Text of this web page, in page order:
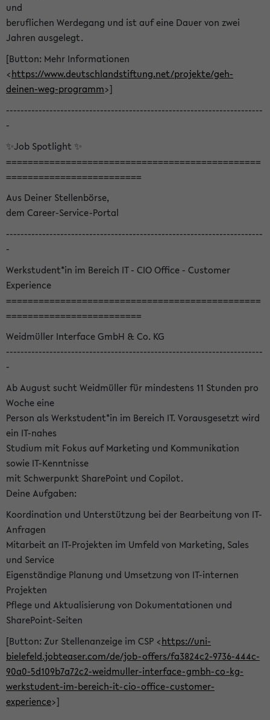
und
beruflichen Werdegang und ist auf eine Dauer von zwei
Jahren ausgelegt.
[Button: Mehr Informationen
<https://www.deutschlandstiftung.net/projekte/geh-
deinen-weg-programm>]
-----------------------------------------------------------------------
-
✨Job Spotlight ✨
===============================================
=========================
Aus Deiner Stellenbörse,
dem Career-Service-Portal
-----------------------------------------------------------------------
-
Werkstudent*in im Bereich IT - CIO Office - Customer
Experience
===============================================
=========================
Weidmüller Interface GmbH & Co. KG
-----------------------------------------------------------------------
-
Ab August sucht Weidmüller für mindestens 11 Stunden pro
Woche eine
Person als Werkstudent*in im Bereich IT. Vorausgesetzt wird
ein IT-nahes
Studium mit Fokus auf Marketing und Kommunikation
sowie IT-Kenntnisse
mit Schwerpunkt SharePoint und Copilot.
Deine Aufgaben:
Koordination und Unterstützung bei der Bearbeitung von IT-
Anfragen
Mitarbeit an IT-Projekten im Umfeld von Marketing, Sales
und Service
Eigenständige Planung und Umsetzung von IT-internen
Projekten
Pflege und Aktualisierung von Dokumentationen und
SharePoint-Seiten
[Button: Zur Stellenanzeige im CSP <https://uni-
bielefeld.jobteaser.com/de/job-offers/fa3824c2-9736-444c-
90a0-5d109b7a72c2-weidmuller-interface-gmbh-co-kg-
werkstudent-im-bereich-it-cio-office-customer-
experience>]